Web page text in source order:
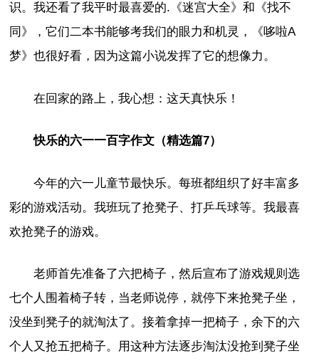
识。我还看了我平时最喜爱的.《迷宫大全》和《找不
同》，它们二本书能够考我们的眼力和机灵，《哆啦A
梦》也很好看，因为这篇小说发挥了它的想像力。
在回家的路上，我心想：这天真快乐！
快乐的六一一百字作文（精选篇7）
今年的六一儿童节最快乐。每班都组织了好丰富多
彩的游戏活动。我班玩了抢凳子、打乒乓球等。我最喜
欢抢凳子的游戏。
老师首先准备了六把椅子，然后宣布了游戏规则选
七个人围着椅子转，当老师说停，就停下来抢凳子坐，
没坐到凳子的就淘汰了。接着拿掉一把椅子，余下的六
个人又抢五把椅子。用这种方法逐步淘汰没抢到凳子坐